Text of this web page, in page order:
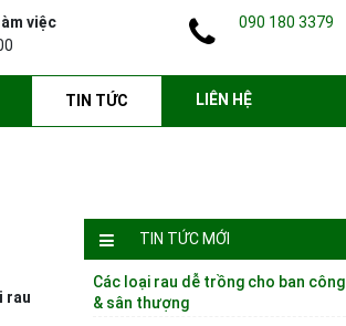
việc
090 180 3379
TIN TỨC LIÊN HỆ
rau
TIN TỨC MỚI
Các loại rau dễ trồng cho ban công
& sân thượng